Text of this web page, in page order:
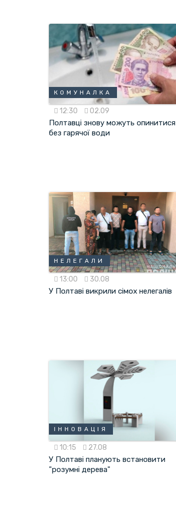
КОМУНАЛКА
12:30 02.09
Полтавці знову можуть опинитися
без гарячої води
НЕЛЕГАЛИ
13:00 30.08
У Полтаві викрили сімох нелегалів
ІННОВАЦІЯ
10:15 27.08
У Полтаві планують встановити
"розумні дерева"